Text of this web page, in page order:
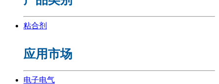
粘合剂
应用市场
电子电气